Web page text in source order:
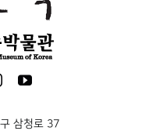
삼청로 37